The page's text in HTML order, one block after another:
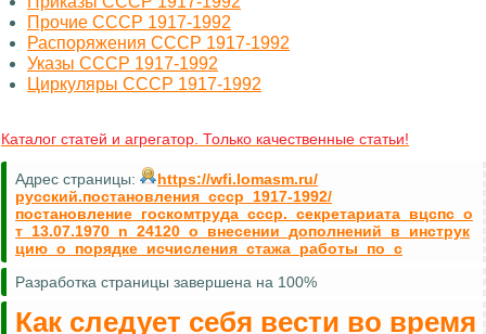
Прочие СССР 1917-1992
Распоряжения СССР 1917-1992
Указы СССР 1917-1992
Циркуляры СССР 1917-1992
Каталог статей и агрегатор. Только качественные статьи!
Адрес страницы:
https://wfi.lomasm.ru/
русский.постановления_ссср_1917-1992/
постановление_госкомтруда_ссср._секретариата_вцспс_о
т_13.07.1970_n_24120_о_внесении_дополнений_в_инструк
цию_о_порядке_исчисления_стажа_работы_по_с
Разработка страницы завершена на 100%
Как следует себя вести во время